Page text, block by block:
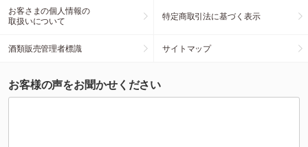
お客さまの個人情報の
取扱いについて
特定商取引法に基づく表示
酒類販売管理者標識 サイトマップ
お客様の声をお聞かせください